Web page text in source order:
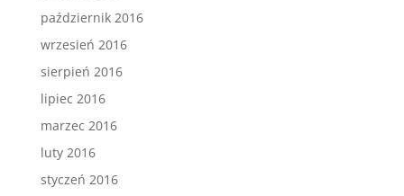
październik 2016
wrzesień 2016
sierpień 2016
lipiec 2016
marzec 2016
luty 2016
styczeń 2016